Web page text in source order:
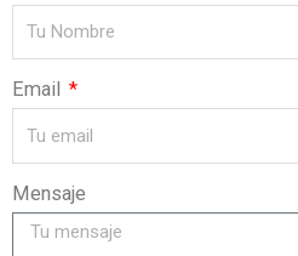
Email
Mensaje